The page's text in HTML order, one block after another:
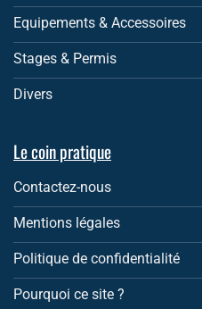
Equipements & Accessoires
Stages & Permis
Divers
Le coin pratique
Contactez-nous
Mentions légales
Politique de confidentialité
Pourquoi ce site ?